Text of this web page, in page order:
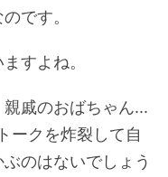
のです。
すよね。
戚のおばちゃん...
ークを炸裂して自
のはないでしょう